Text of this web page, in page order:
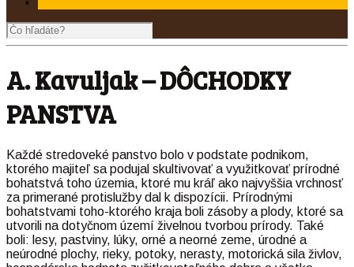
A. Kavuljak – DÔCHODKY
PANSTVA
Každé stredoveké panstvo bolo v podstate podnikom,
ktorého majiteľ sa podujal skultivovať a využitkovať prírodné
bohatstvá toho územia, ktoré mu kráľ ako najvyššia vrchnosť
za primerané protislužby dal k dispozícii. Prírodnými
bohatstvami toho-ktorého kraja boli zásoby a plody, ktoré sa
utvorili na dotyčnom území živelnou tvorbou prírody. Také
boli: lesy, pastviny, lúky, orné a neorné zeme, úrodné a
neúrodné plochy, rieky, potoky, nerasty, motorická sila živlov,